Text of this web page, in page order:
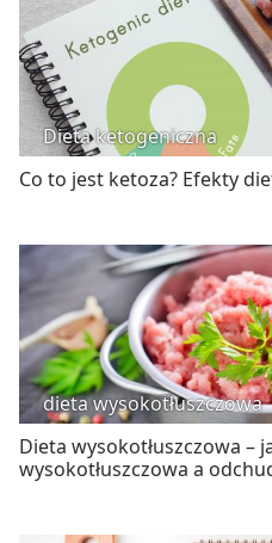
Dieta ketogeniczna
Co to jest ketoza? Efekty
dieta wysokotłuszczowa
Dieta wysokotłuszczowa –
wysokotłuszczowa a